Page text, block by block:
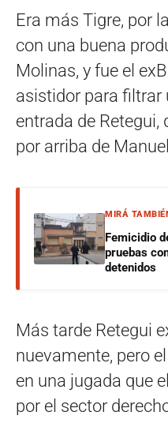
Era más Tigre, por
con una buena
Molinas, y fue el
asistidor para filtrar
entrada de Retegui,
por arriba de
MIRÁ
Femicidio
pruebas
detenidos
Más tarde Retegui
nuevamente, pero
en una jugada que
por el sector